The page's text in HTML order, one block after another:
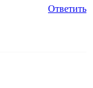
Ответить